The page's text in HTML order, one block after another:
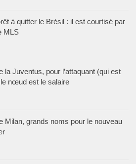
à quitter le Brésil : il est courtisé par
MLS
la Juventus, pour l’attaquant (qui est
nœud est le salaire
Milan, grands noms pour le nouveau